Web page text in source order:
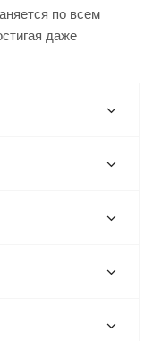
по всем
даже